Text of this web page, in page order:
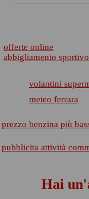
offerte online
abbigliamento sportivo
volantini
meteo ferrara
prezzo benzina più
pubblicita attività
Hai